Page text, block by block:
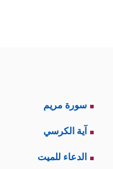
سورة مريم
آية الكرسي
الدعاء للميت